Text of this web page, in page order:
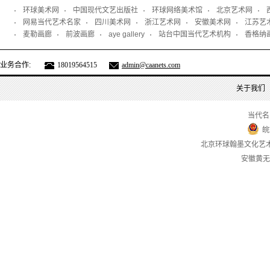
环球美术网 中国现代文艺出版社 环球网络美术馆 北京艺术网
网易当代艺术名家
四川美术网 浙江艺术网 安徽美术网
江苏艺
麦勒画廊
前波画廊 aye gallery 站台中国当代艺术机构 香格纳
业务合作: 18019564515 admin@caanets.com
关于我们
当代
北京环球翰墨文化艺
安徽黄